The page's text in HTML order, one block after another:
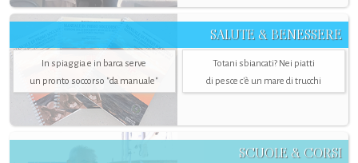
SALUTE & BENESSERE
In spiaggia e in barca serve
un pronto soccorso "da manuale"
Totani sbiancati? Nei piatti
di pesce c'è un mare di trucchi
SCUOLE & CORSI